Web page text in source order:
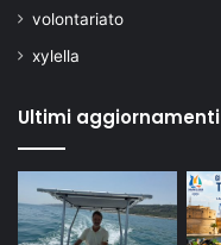
volontariato
xylella
Ultimi aggiornamenti